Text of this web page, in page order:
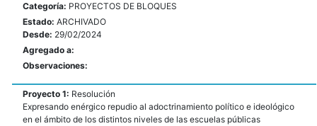
Categoría: PROYECTOS DE BLOQUES
Estado: ARCHIVADO
Desde: 29/02/2024
Agregado a:
Observaciones:
Proyecto 1: Resolución
Expresando enérgico repudio al adoctrinamiento político e ideológico
en el ámbito de los distintos niveles de las escuelas públicas